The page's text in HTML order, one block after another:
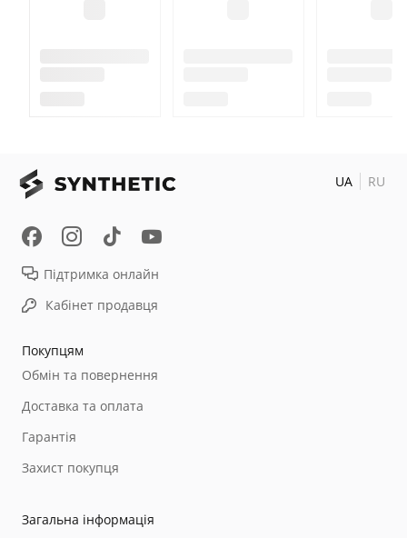
Покупцям
Обмін та повернення
Доставка та оплата
Гарантія
Захист покупця
Загальна інформація
Підтримка онлайн
Кабінет продавця
UA RU